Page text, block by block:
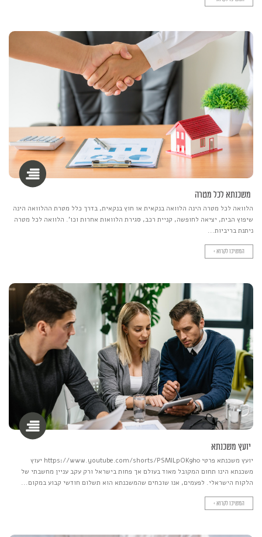
משכנתא לכל מטרה
הלוואה לכל מטרה הינה הלוואה בנקאית או חוץ בנקאית, בדרך כלל מטרת ההלוואה הינה
שיפוץ הבית, יציאה לחופשה, קניית רכב, סגירת הלוואות אחרות וכו'. הלוואה לכל מטרה
ניתנת בריביות...
המשיכו לקרוא >
יועץ משכנתא
יועץ משכנתא פרטי https://www.youtube.com/shorts/PSMlLpOK9h0 יעוץ
משכנתא הינו תחום המקובל מאוד בעולם אך פחות בישראל ורק עקב עניין מחשבתי של
הלקוח הישראלי. לפעמים, אנו שוכחים שהמשכנתא הוא תשלום חודשי קבוע במקום...
המשיכו לקרוא >